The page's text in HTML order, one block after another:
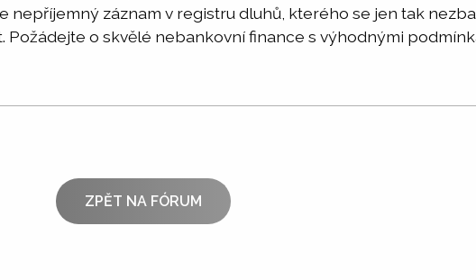
nepříjemný záznam v registru dluhů, kterého se jen tak
o skvělé nebankovní finance s výhodnými
ZPĚT NA FÓRUM